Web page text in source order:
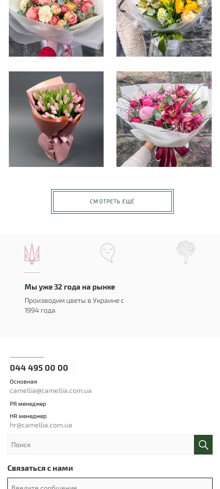
СМОТРЕТЬ ЕЩЁ
Мы уже 32 года на рынке
Производим цветы в Украине с
1994 года
044 495 00 00
Основная
camellia@camellia.com.ua
PR менеджер
HR менеджер
hr@camellia.com.ua
Связаться с нами